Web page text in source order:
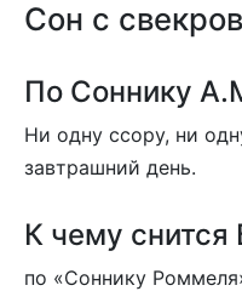
Сон с
По Соннику
Ни одну ссору, ни
завтрашний день.
К чему
по «Соннику